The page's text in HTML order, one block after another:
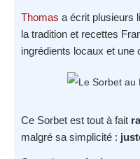
Thomas a écrit plusieurs
la tradition et recettes
ingrédients locaux et une
Ce Sorbet est tout à fait
malgré sa simplicité :